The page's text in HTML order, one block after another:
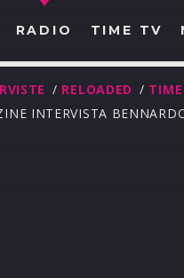
RADIO TIME TV
/ RELOADED /
INTERVISTA